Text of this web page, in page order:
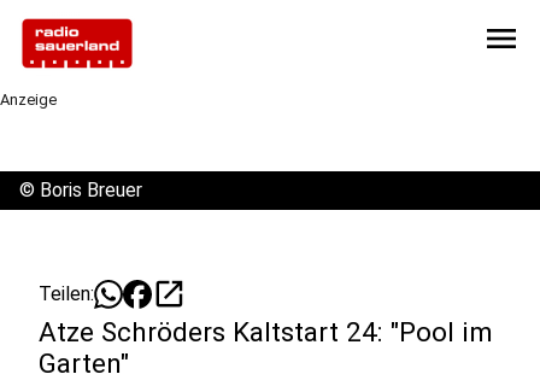
menu
Anzeige
© Boris Breuer
Teilen: open_in_new
Atze Schröders Kaltstart 24: "Pool im
Garten"